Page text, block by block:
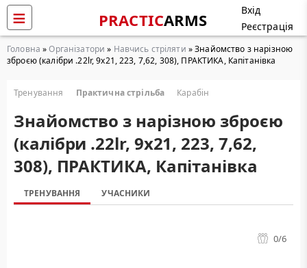
PRACTICARMS
Вхід
Реєстрація
Головна »Організатори » Навчись стріляти » Знайомство з нарізною
зброєю (калібри .22lr, 9х21, 223, 7,62, 308), ПРАКТИКА, Капітанівка
Тренування Практична стрільба Карабін
Знайомство з нарізною зброєю
(калібри .22lr, 9х21, 223, 7,62,
308), ПРАКТИКА, Капітанівка
ТРЕНУВАННЯ УЧАСНИКИ
0/6